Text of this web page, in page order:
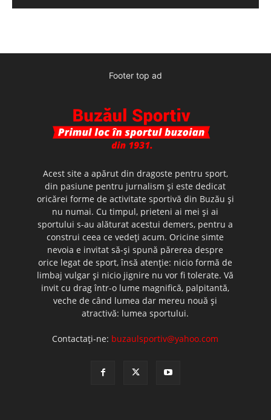
Footer top ad
Acest site a apărut din dragoste pentru sport,
din pasiune pentru jurnalism şi este dedicat
oricărei forme de activitate sportivă din Buzău şi
nu numai. Cu timpul, prieteni ai mei şi ai
sportului s-au alăturat acestui demers, pentru a
construi ceea ce vedeţi acum. Oricine simte
nevoia e invitat să-şi spună părerea despre
orice legat de sport, însă atenţie: nicio formă de
limbaj vulgar şi nicio jignire nu vor fi tolerate. Vă
invit cu drag într-o lume magnifică, palpitantă,
veche de când lumea dar mereu nouă şi
atractivă: lumea sportului.
Contactați-ne: buzaulsportiv@yahoo.com